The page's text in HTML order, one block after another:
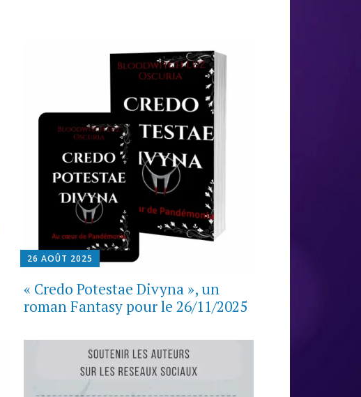
26 AOÛT 2025
« Credo Potestae Divyna », un
roman Fantasy pour le 26/11/2025